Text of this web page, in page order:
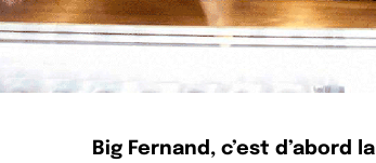
Big Fernand, c’est